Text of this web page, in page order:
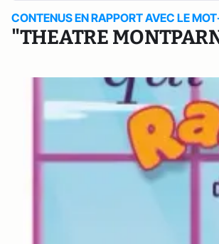
CONTENUS EN RAPPORT AVEC LE
"THEATRE